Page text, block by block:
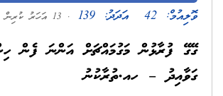
ވޮލިއުމް: 42 އަދަދު: 139 . 13 އަހަރު ކުރިން
ގޭގޭ ފުރާޅުން މަގުމައްޗަށް އަންނަ ފެން
ގަވާއިދު – ހއ.ތުރާކުނު